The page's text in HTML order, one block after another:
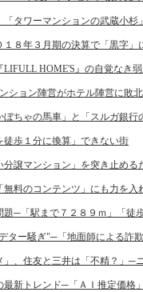
「タワーマンションの武蔵小杉
１８年３月期の決算で「黒字」
LIFULL HOME'S』の自覚なき
ション陣営がホテル陣営に敗北
ぼちゃの馬車」と「スルガ銀行
徒歩１分に換算」できない街
分譲マンション」を突き止める
無料のコンテンツ」にも力を入
題─「駅まで７２８９ｍ」「徒
ター騒ぎ"─「地面師による詐
」、住友と三井は「不精？」─
最新トレンド─「ＡＩ推定価格